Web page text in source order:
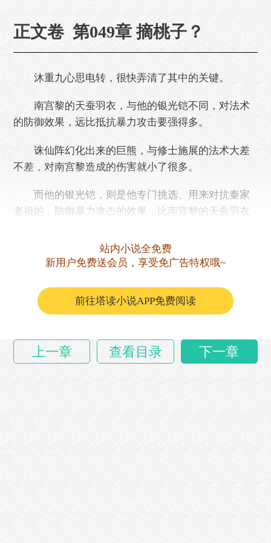
正文卷 第049章 摘桃子？
沐重九心思电转，很快弄清了其中的关键。
南宫黎的天蚕羽衣，与他的银光铠不同，对法术
的防御效果，远比抵抗暴力攻击要强得多。
诛仙阵幻化出来的巨熊，与修士施展的法术大差
不差，对南宫黎造成的伤害就小了很多。
而他的银光铠，则是他专门挑选、用来对抗秦家
老祖的，防御暴力攻击的效果，比南宫黎的天蚕羽衣
想明白这些，沐重九扭头看了……
站内小说全免费
新用户免费送会员，享受免广告特权哦~
前往塔读小说APP免费阅读
上一章 查看目录 下一章